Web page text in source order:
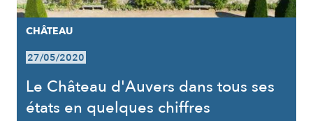
CHÂTEAU
27/05/2020
Le Château d'Auvers dans tous ses
états en quelques chiffres